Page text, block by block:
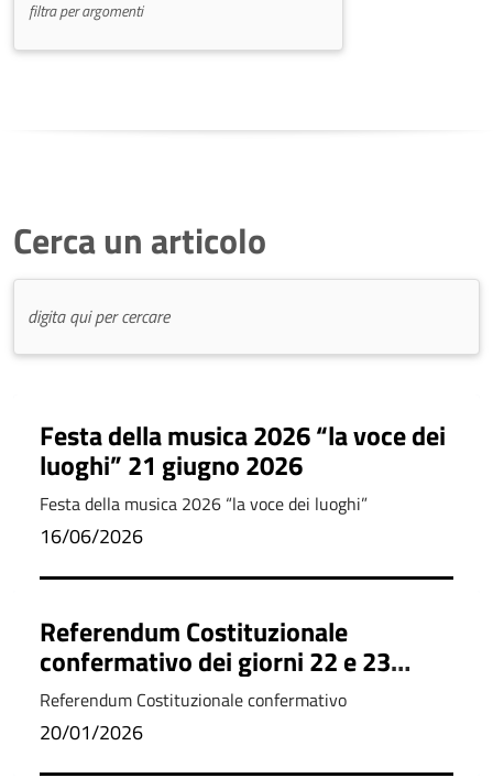
Cerca un articolo
Festa della musica 2026 “la voce dei
luoghi” 21 giugno 2026
Festa della musica 2026 “la voce dei luoghi”
16/06/2026
Referendum Costituzionale
confermativo dei giorni 22 e 23
marzo 2026 – opzione di voto in
Italia per gli elettori residenti
all'estero (AIRE)
Referendum Costituzionale confermativo
20/01/2026